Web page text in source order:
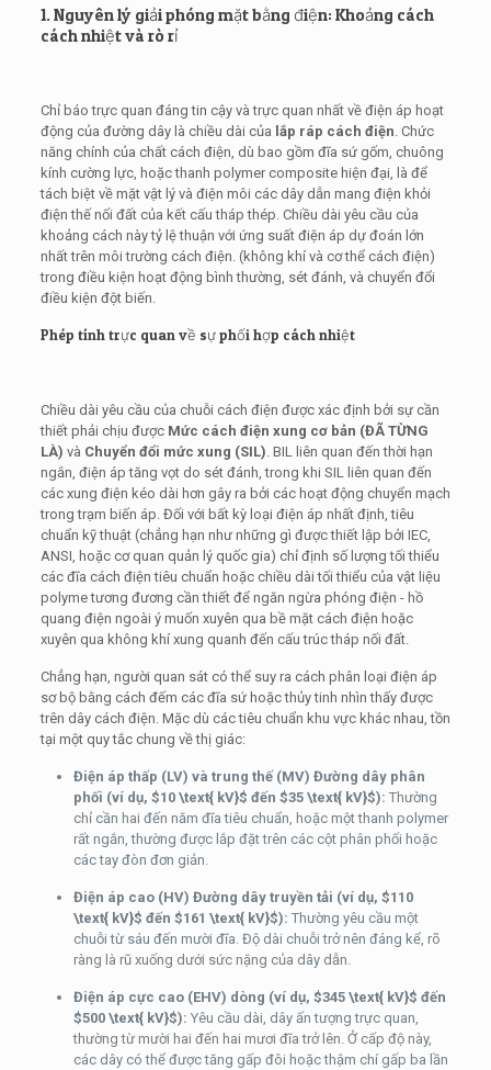
1. Nguyên lý giải phóng mặt bằng điện: Khoảng cách
cách nhiệt và rò rỉ
Chỉ báo trực quan đáng tin cậy và trực quan nhất về điện áp hoạt
động của đường dây là chiều dài của lắp ráp cách điện . Chức
năng chính của chất cách điện, dù bao gồm đĩa sứ gốm, chuông
kính cường lực, hoặc thanh polymer composite hiện đại, là để
tách biệt về mặt vật lý và điện môi các dây dẫn mang điện khỏi
điện thế nối đất của kết cấu tháp thép. Chiều dài yêu cầu của
khoảng cách này tỷ lệ thuận với ứng suất điện áp dự đoán lớn
nhất trên môi trường cách điện. (không khí và cơ thể cách điện)
trong điều kiện hoạt động bình thường, sét đánh, và chuyển đổi
điều kiện đột biến.
Phép tính trực quan về sự phối hợp cách nhiệt
Chiều dài yêu cầu của chuỗi cách điện được xác định bởi sự cần
thiết phải chịu được Mức cách điện xung cơ bản (ĐÃ TỪNG
LÀ) và Chuyển đổi mức xung (SIL) . BIL liên quan đến thời hạn
ngắn, điện áp tăng vọt do sét đánh, trong khi SIL liên quan đến
các xung điện kéo dài hơn gây ra bởi các hoạt động chuyển mạch
trong trạm biến áp. Đối với bất kỳ loại điện áp nhất định, tiêu
chuẩn kỹ thuật (chẳng hạn như những gì được thiết lập bởi IEC,
ANSI, hoặc cơ quan quản lý quốc gia) chỉ định số lượng tối thiểu
các đĩa cách điện tiêu chuẩn hoặc chiều dài tối thiểu của vật liệu
polyme tương đương cần thiết để ngăn ngừa phóng điện - hồ
quang điện ngoài ý muốn xuyên qua bề mặt cách điện hoặc
xuyên qua không khí xung quanh đến cấu trúc tháp nối đất.
Chẳng hạn, người quan sát có thể suy ra cách phân loại điện áp
sơ bộ bằng cách đếm các đĩa sứ hoặc thủy tinh nhìn thấy được
trên dây cách điện. Mặc dù các tiêu chuẩn khu vực khác nhau, tồn
tại một quy tắc chung về thị giác:
Điện áp thấp (LV) và trung thế (MV) Đường dây phân
phối (ví dụ, $10 \text{ kV}$ đến $35 \text{ kV}$): Thường
chỉ cần hai đến năm đĩa tiêu chuẩn, hoặc một thanh polymer
rất ngắn, thường được lắp đặt trên các cột phân phối hoặc
các tay đòn đơn giản.
Điện áp cao (HV) Đường dây truyền tải (ví dụ, $110
\text{ kV}$ đến $161 \text{ kV}$): Thường yêu cầu một
chuỗi từ sáu đến mười đĩa. Độ dài chuỗi trở nên đáng kể, rõ
ràng là rũ xuống dưới sức nặng của dây dẫn.
Điện áp cực cao (EHV) dòng (ví dụ, $345 \text{ kV}$ đến
$500 \text{ kV}$): Yêu cầu dài, dây ấn tượng trực quan,
thường từ mười hai đến hai mươi đĩa trở lên. Ở cấp độ này,
các dây có thể được tăng gấp đôi hoặc thậm chí gấp ba lần